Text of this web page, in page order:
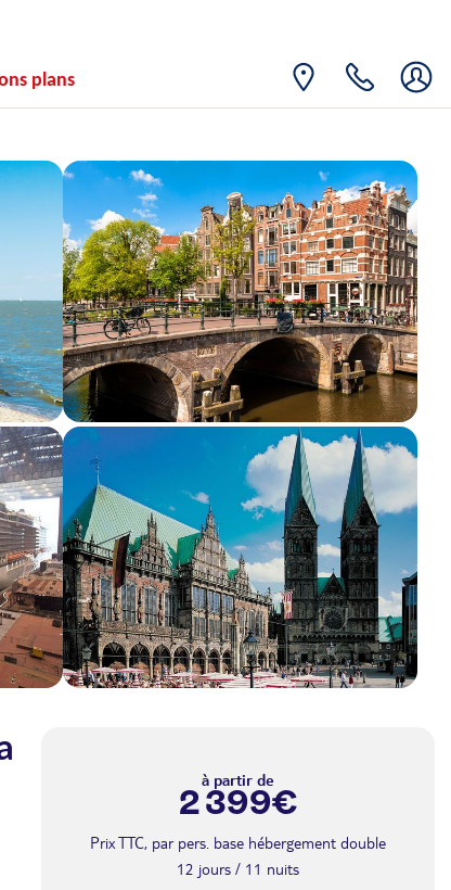
plans
à partir de
2 399€
Prix TTC, par pers. base hébergement double
12 jours / 11 nuits